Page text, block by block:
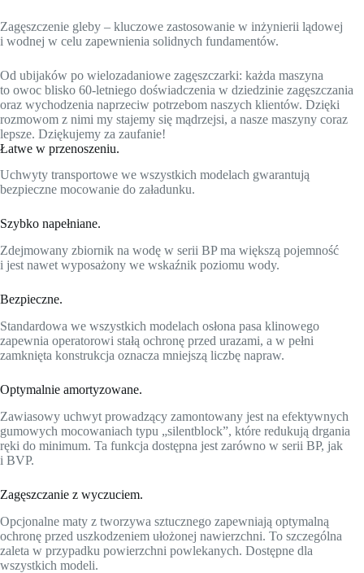
Zagęszczenie gleby – kluczowe zastosowanie w inżynierii lądowej
i wodnej w celu zapewnienia solidnych fundamentów.
Od ubijaków po wielozadaniowe zagęszczarki: każda maszyna
to owoc blisko 60-letniego doświadczenia w dziedzinie zagęszczania
oraz wychodzenia naprzeciw potrzebom naszych klientów. Dzięki
rozmowom z nimi my stajemy się mądrzejsi, a nasze maszyny coraz
lepsze. Dziękujemy za zaufanie!
Łatwe w przenoszeniu.
Uchwyty transportowe we wszystkich modelach gwarantują
bezpieczne mocowanie do załadunku.
Szybko napełniane.
Zdejmowany zbiornik na wodę w serii BP ma większą pojemność
i jest nawet wyposażony we wskaźnik poziomu wody.
Bezpieczne.
Standardowa we wszystkich modelach osłona pasa klinowego
zapewnia operatorowi stałą ochronę przed urazami, a w pełni
zamknięta konstrukcja oznacza mniejszą liczbę napraw.
Optymalnie amortyzowane.
Zawiasowy uchwyt prowadzący zamontowany jest na efektywnych
gumowych mocowaniach typu „silentblock”, które redukują drgania
ręki do minimum. Ta funkcja dostępna jest zarówno w serii BP, jak
i BVP.
Zagęszczanie z wyczuciem.
Opcjonalne maty z tworzywa sztucznego zapewniają optymalną
ochronę przed uszkodzeniem ułożonej nawierzchni. To szczególna
zaleta w przypadku powierzchni powlekanych. Dostępne dla
wszystkich modeli.